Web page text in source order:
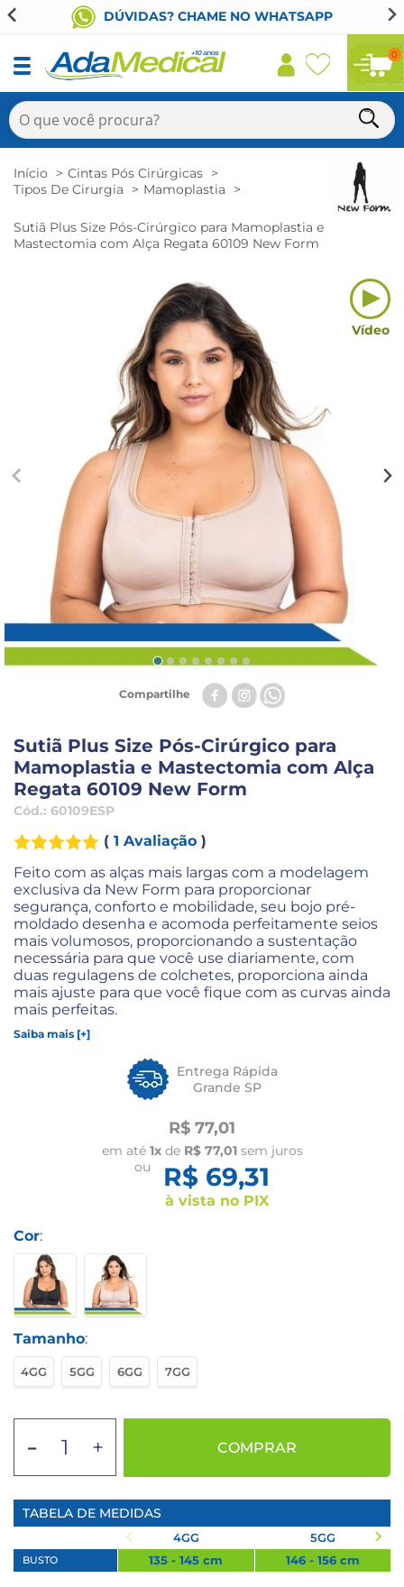
DÚVIDAS? CHAME NO WHATSAPP
0
Início
Cintas Pós Cirúrgicas
Tipos De Cirurgia
Mamoplastia
Sutiã Plus Size Pós-Cirúrgico para Mamoplastia e
Mastectomia com Alça Regata 60109 New Form
Vídeo
Compartilhe
Sutiã Plus Size Pós-Cirúrgico para
Mamoplastia e Mastectomia com Alça
Regata 60109 New Form
Cód.: 60109ESP
( 1 Avaliação )
Feito com as alças mais largas com a modelagem
exclusiva da New Form para proporcionar
segurança, conforto e mobilidade, seu bojo pré-
moldado desenha e acomoda perfeitamente seios
mais volumosos, proporcionando a sustentação
necessária para que você use diariamente, com
duas regulagens de colchetes, proporciona ainda
mais ajuste para que você fique com as curvas ainda
mais perfeitas.
Saiba mais [+]
Entrega Rápida
Grande SP
R$ 77,01
em até 1xde R$ 77,01sem juros
ou
R$ 69,31
à vista no PIX
Cor:
Tamanho:
4GG 5GG 6GG 7GG
- + COMPRAR
TABELA DE MEDIDAS
BUSTO
4GG
135 - 145 cm
5GG
146 - 156 cm